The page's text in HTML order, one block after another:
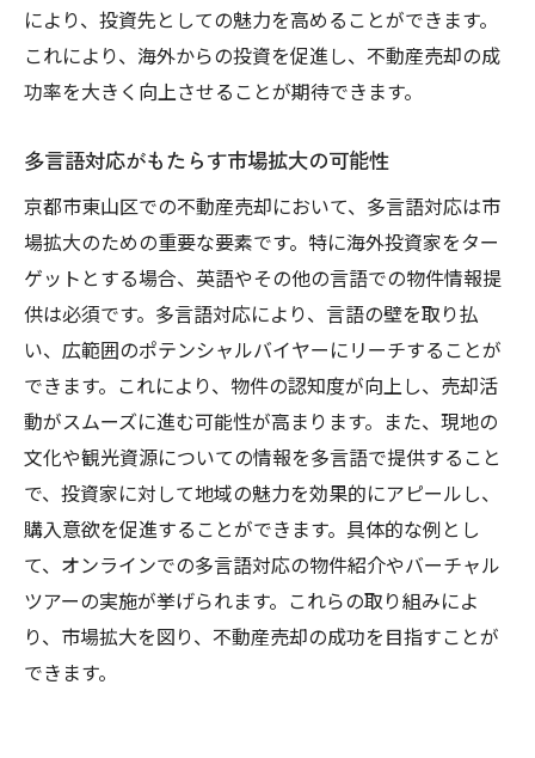
により、投資先としての魅力を高めることができます。
これにより、海外からの投資を促進し、不動産売却の成
功率を大きく向上させることが期待できます。
多言語対応がもたらす市場拡大の可能性
京都市東山区での不動産売却において、多言語対応は市
場拡大のための重要な要素です。特に海外投資家をター
ゲットとする場合、英語やその他の言語での物件情報提
供は必須です。多言語対応により、言語の壁を取り払
い、広範囲のポテンシャルバイヤーにリーチすることが
できます。これにより、物件の認知度が向上し、売却活
動がスムーズに進む可能性が高まります。また、現地の
文化や観光資源についての情報を多言語で提供すること
で、投資家に対して地域の魅力を効果的にアピールし、
購入意欲を促進することができます。具体的な例とし
て、オンラインでの多言語対応の物件紹介やバーチャル
ツアーの実施が挙げられます。これらの取り組みによ
り、市場拡大を図り、不動産売却の成功を目指すことが
できます。